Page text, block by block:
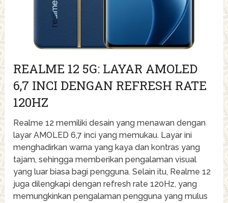
REALME 12 5G: LAYAR AMOLED
6,7 INCI DENGAN REFRESH RATE
120HZ
Realme 12 memiliki desain yang menawan dengan
layar AMOLED 6,7 inci yang memukau. Layar ini
menghadirkan warna yang kaya dan kontras yang
tajam, sehingga memberikan pengalaman visual
yang luar biasa bagi pengguna. Selain itu, Realme 12
juga dilengkapi dengan refresh rate 120Hz, yang
memungkinkan pengalaman pengguna yang mulus